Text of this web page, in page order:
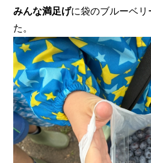
みんな満足げに袋のブルーベリ
た。